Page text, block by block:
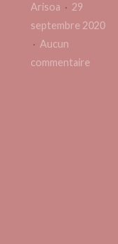
Arisoa
29
septembre 2020
Aucun
commentaire